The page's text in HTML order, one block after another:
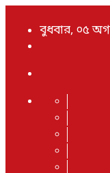
বুধবার, ০৫